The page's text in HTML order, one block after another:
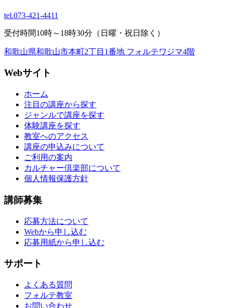
tel.073-421-4411
受付時間10時～18時30分（日曜・祝日除く）
和歌山県和歌山市本町2丁目1番地 フォルテワジマ4階
Webサイト
ホーム
注目の講座から探す
ジャンルで講座を探す
体験講座を探す
教室へのアクセス
講座の申込みについて
ご利用の案内
カルチャー倶楽部について
個人情報保護方針
講師募集
応募方法について
Webから申し込む
応募用紙から申し込む
サポート
よくある質問
フォルテ教室
お問い合わせ